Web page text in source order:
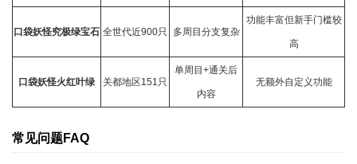
口袋妖怪究极绿宝石 全世代近900只 多周目分支复杂
功能丰富但新手门槛较
高
口袋妖怪火红叶绿 关都地区151只
单周目+通关后
内容
无额外自定义功能
常见问题FAQ